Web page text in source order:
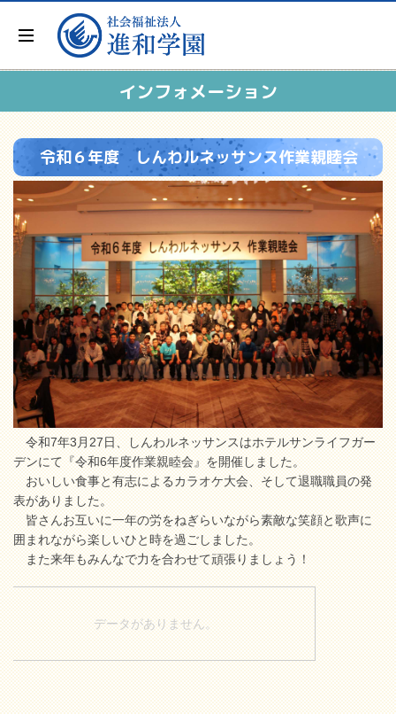
インフォメーション
令和６年度 しんわルネッサンス作業親睦会
令和7年3月27日、しんわルネッサンスはホテルサンライフガー
デンにて『令和6年度作業親睦会』を開催しました。
おいしい食事と有志によるカラオケ大会、そして退職職員の発
表がありました。
皆さんお互いに一年の労をねぎらいながら素敵な笑顔と歌声に
囲まれながら楽しいひと時を過ごしました。
また来年もみんなで力を合わせて頑張りましょう！
データがありません。